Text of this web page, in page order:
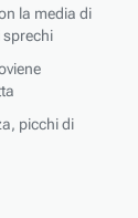
la media di
sprechi
picchi di